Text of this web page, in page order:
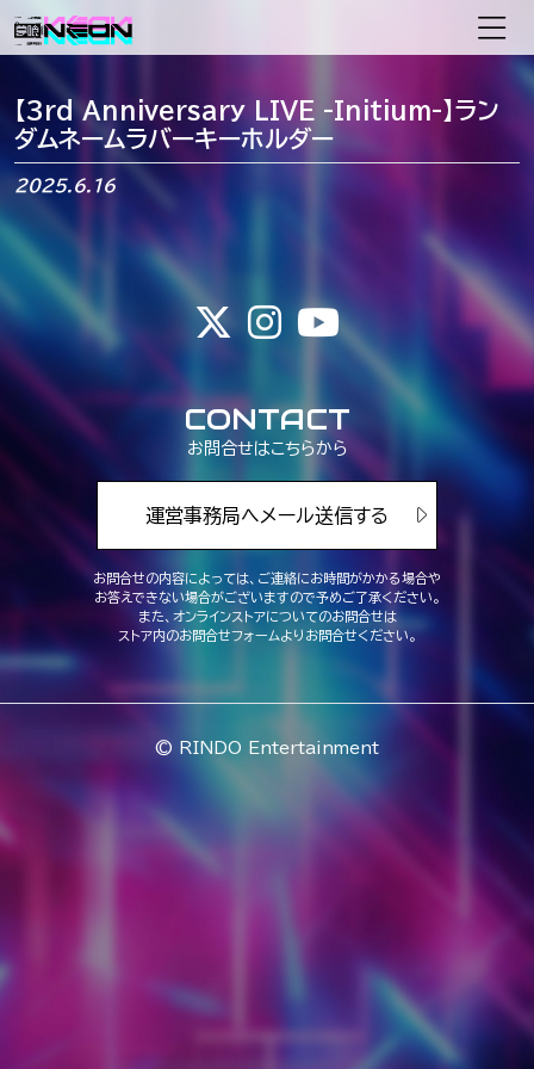
メインナビゲーション
【3rd Anniversary LIVE -Initium-】ラン
ダムネームラバーキーホルダー
2025.6.16
CONTACT
お問合せはこちらから
運営事務局へメール送信する
お問合せの内容によっては、ご連絡にお時間がかかる場合や
お答えできない場合がございますので予めご了承ください。
また、オンラインストアについてのお問合せは
ストア内のお問合せフォームよりお問合せください。
© RINDO Entertainment